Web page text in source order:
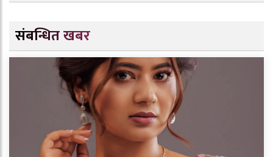
संबन्धित खबर